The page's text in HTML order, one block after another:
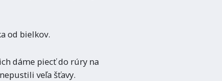
od bielkov.
dáme piecť do rúry na
veľa šťavy.